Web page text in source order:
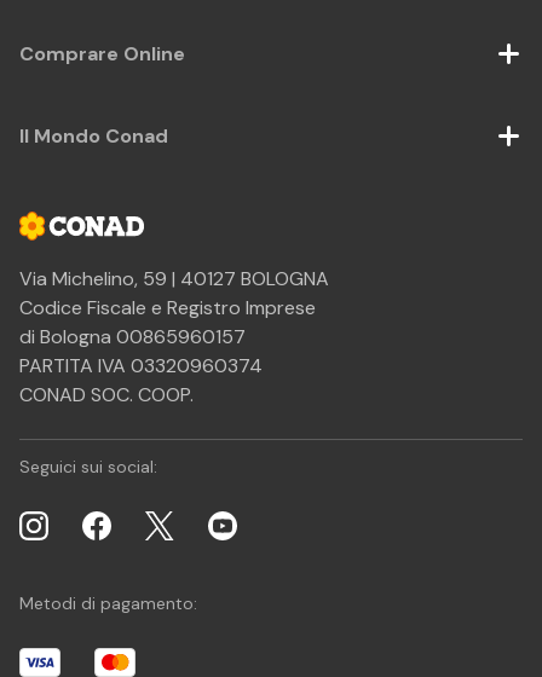
Via Michelino, 59 | 40127 BOLOGNA
Codice Fiscale e Registro Imprese
di Bologna 00865960157
PARTITA IVA 03320960374
CONAD SOC. COOP.
Comprare Online
Il Mondo Conad
Seguici sui social:
Metodi di pagamento: